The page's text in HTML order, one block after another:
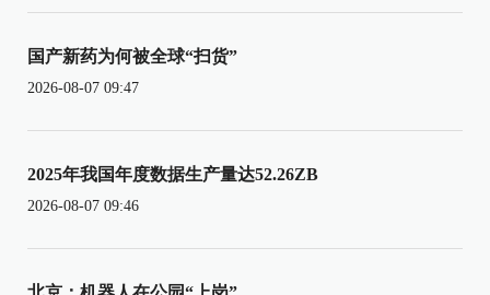
国产新药为何被全球“扫货”
2026-08-07 09:47
2025年我国年度数据生产量达52.26ZB
2026-08-07 09:46